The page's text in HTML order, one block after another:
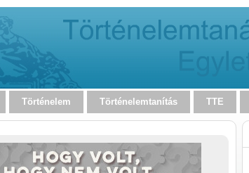
Történelem Történelemtanítás TTE